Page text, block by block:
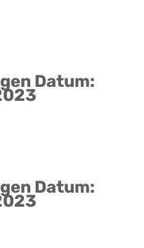
Datum:
Datum: